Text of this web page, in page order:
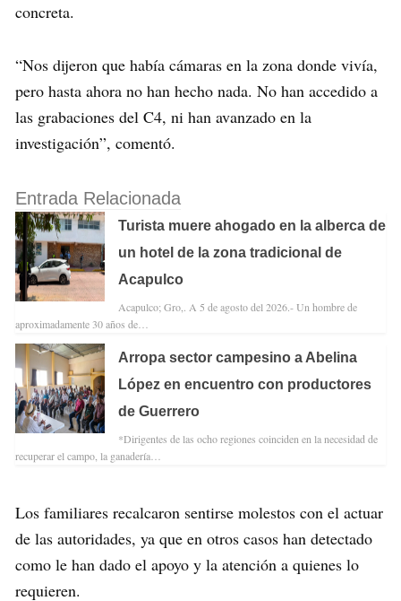
concreta.
“Nos dijeron que había cámaras en la zona donde vivía,
pero hasta ahora no han hecho nada. No han accedido a
las grabaciones del C4, ni han avanzado en la
investigación”, comentó.
Entrada Relacionada
Turista muere ahogado en la alberca de
un hotel de la zona tradicional de
Acapulco
Acapulco; Gro,. A 5 de agosto del 2026.- Un hombre de
aproximadamente 30 años de…
Arropa sector campesino a Abelina
López en encuentro con productores
de Guerrero
*Dirigentes de las ocho regiones coinciden en la necesidad de
recuperar el campo, la ganadería…
Los familiares recalcaron sentirse molestos con el actuar
de las autoridades, ya que en otros casos han detectado
como le han dado el apoyo y la atención a quienes lo
requieren.